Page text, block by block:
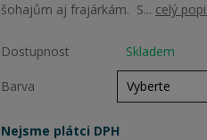
šohajům aj frajárkám. S... celý
Dostupnost Skladem
Barva
Nejsme plátci DPH